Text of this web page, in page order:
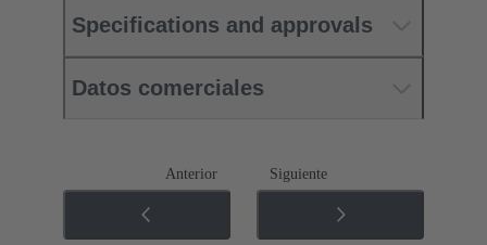
Specifications and approvals
Datos comerciales
Anterior Siguiente